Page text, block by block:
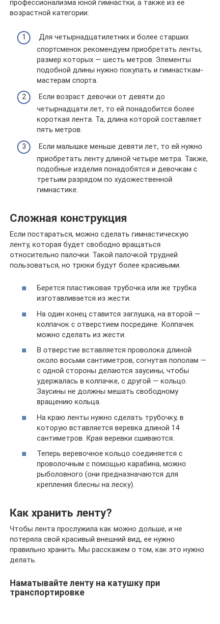
профессионализма юной гимнастки, а также из ее
возрастной категории:
Для четырнадцатилетних и более старших
спортсменок рекомендуем приобретать ленты,
размер которых — шесть метров. Элементы
подобной длины нужно покупать и гимнасткам-
мастерам спорта.
Если возраст девочки от девяти до
четырнадцати лет, то ей понадобится более
короткая лента. Та, длина которой составляет
пять метров.
Если малышке меньше девяти лет, то ей нужно
приобретать ленту длиной четыре метра. Также,
подобные изделия понадобятся и девочкам с
третьим разрядом по художественной
гимнастике.
Сложная конструкция
Если постараться, можно сделать гимнастическую
ленту, которая будет свободно вращаться
относительно палочки. Такой палочкой трудней
пользоваться, но трюки будут более красивыми.
Берется пластиковая трубочка или же трубка
изготавливается из жести.
На один конец ставится заглушка, на второй —
колпачок с отверстием посредине. Колпачек
можно сделать из жести.
В отверстие вставляется проволока длиной
около восьми сантиметров, согнутая пополам —
с одной стороны делаются заусины, чтобы
удержалась в колпачке, с другой — кольцо.
Заусины не должны мешать свободному
вращению кольца.
На краю ленты нужно сделать трубочку, в
которую вставляется веревка длиной 14
сантиметров. Края веревки сшиваются.
Теперь веревочное кольцо соединяется с
проволочным с помощью карабина, можно
рыболовного (они предназначаются для
крепления блесны на леску).
Как хранить ленту?
Чтобы лента прослужила как можно дольше, и не
потеряла свой красивый внешний вид, ее нужно
правильно хранить. Мы расскажем о том, как это нужно
делать.
Наматывайте ленту на катушку при
транспортировке